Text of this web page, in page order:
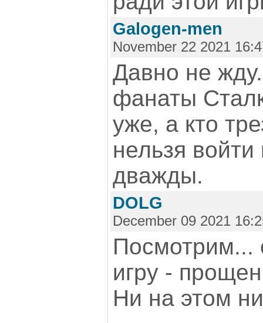
Galogen-men
November 22 2021
Давно не
фанаты
уже, а кто
нельзя войти
дважды.
DOLG
December 09 2021
Посмотрим...
игру -
Ни на этом